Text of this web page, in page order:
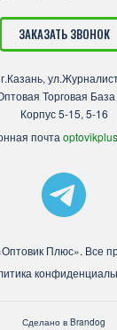
ЗАКАЗАТЬ ЗВОНОК
Торговая База
Корпус 5-15, 5-16
почта
Плюс». Все
Сделано в Brandog